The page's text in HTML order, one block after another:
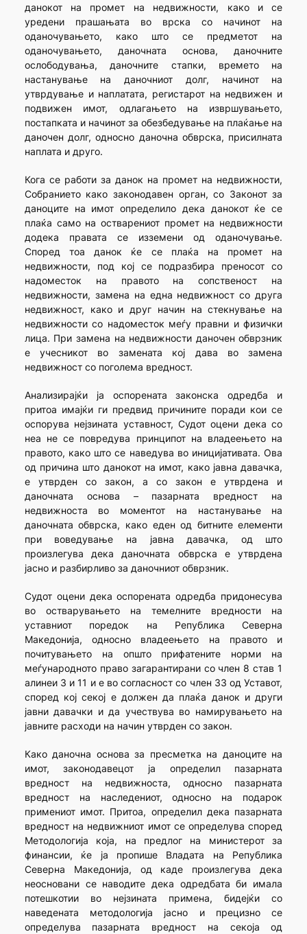
данокот на промет на недвижности, како и се
уредени прашањата во врска со начинот на
оданочувањето, како што се предметот на
оданочувањето, даночната основа, даночните
ослободувања, даночните стапки, времето на
настанување на даночниот долг, начинот на
утврдување и наплатата, регистарот на недвижен и
подвижен имот, одлагањето на извршувањето,
постапката и начинот за обезбедување на плаќање на
даночен долг, односно даночна обврска, присилната
наплата и друго.
Кога се работи за данок на промет на недвижности,
Собранието како законодавен орган, со Законот за
даноците на имот определило дека данокот ќе се
плаќа само на остварениот промет на недвижности
додека правата се изземени од оданочување.
Според тоа данок ќе се плаќа на промет на
недвижности, под кој се подразбира преносот со
надоместок на правото на сопственост на
недвижности, замена на една недвижност со друга
недвижност, како и друг начин на стекнување на
недвижности со надоместок меѓу правни и физички
лица. При замена на недвижности даночен обврзник
е учесникот во замената кој дава во замена
недвижност со поголема вредност.
Анализирајќи ја оспорената законска одредба и
притоа имајќи ги предвид причините поради кои се
оспорува нејзината уставност, Судот оцени дека со
неа не се повредува принципот на владеењето на
правото, како што се наведува во иницијативата. Ова
од причина што данокот на имот, како јавна давачка,
е утврден со закон, а со закон е утврдена и
даночната основа – пазарната вредност на
недвижноста во моментот на настанување на
даночната обврска, како еден од битните елементи
при воведување на јавна давачка, од што
произлегува дека даночната обврска е утврдена
јасно и разбирливо за даночниот обврзник.
Судот оцени дека оспоренатa одредба придонесува
во остварувањето на темелните вредности на
уставниот поредок на Република Северна
Македонија, односно владеењето на правото и
почитувањето на општо прифатените норми на
меѓународното право загарантирани со член 8 став 1
алинеи 3 и 11 и е во согласност со член 33 од Уставот,
според кој секој е должен да плаќа данок и други
јавни давачки и да учествува во намирувањето на
јавните расходи на начин утврден со закон.
Како даночна основа за пресметка на даноците на
имот, законодавецот ја определил пазарната
вредност на недвижноста, односно пазарната
вредност на наследениот, односно на подарок
примениот имот. Притоа, определил дека пазарната
вредност на недвижниот имот се определува според
Методологија која, на предлог на министерот за
финансии, ќе ја пропише Владата на Република
Северна Македонија, од каде произлегува дека
неосновани се наводите дека одредбата би имала
потешкотии во нејзината примена, бидејќи со
наведената методологија јасно и прецизно се
определува пазарната вредност на секоја од